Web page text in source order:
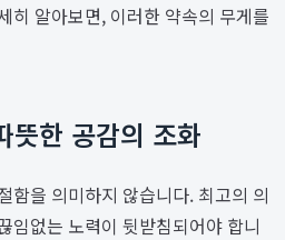
히 알아보면, 이러한 약속의 무게를
뜻한 공감의 조화
함을 의미하지 않습니다. 최고의 의
임없는 노력이 뒷받침되어야 합니